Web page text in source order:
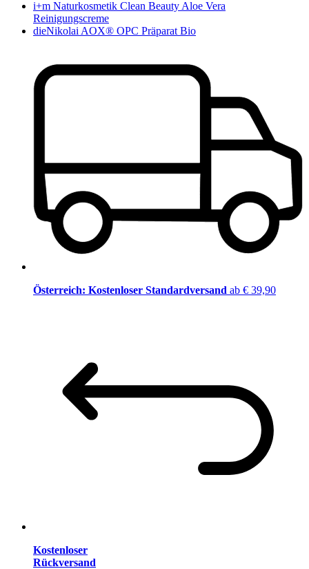
i+m Naturkosmetik Clean Beauty Aloe Vera
Reinigungscreme
dieNikolai AOX® OPC Präparat Bio
Österreich: Kostenloser Standardversand ab € 39,90
Kostenloser
Rückversand